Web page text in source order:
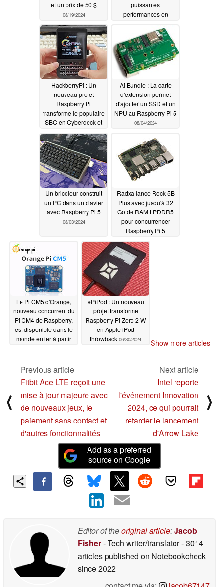
et un prix de 50 $
08/19/2024
puissantes
performances en
08/10/2024
HackberryPi : Un
nouveau projet
Raspberry Pi
transforme le populaire
SBC en Cyberdeck et
en console de jeu rétro
08/06/2024
Ai Bundle : La carte
d'extension permet
d'ajouter un SSD et un
NPU au Raspberry Pi 5
08/04/2024
Un bricoleur construit
un PC dans un clavier
avec Raspberry Pi 5
08/03/2024
Radxa lance Rock 5B
Plus avec jusqu'à 32
Go de RAM LPDDR5
pour concurrencer
Raspberry Pi 5
07/30/2024
Le Pi CM5 d'Orange,
nouveau concurrent du
Pi CM4 de Raspberry,
est disponible dans le
monde entier à partir
ePiPod : Un nouveau
projet transforme
Raspberry Pi Zero 2 W
en Apple iPod
throwback 06/30/2024 Show more articles
⟨
Previous article
Fitbit Ace LTE reçoit une
mise à jour majeure avec
de nouveaux jeux, le
paiement sans contact et
d'autres fonctionnalités
Next article
Intel reporte
l'événement Innovation
2024, ce qui pourrait
retarder le lancement
d'Arrow Lake
⟩
Add as a preferred
source on Google
Editor of theoriginal article:Jacob
Fisher- Tech writer/translator- 3014
articles published on Notebookcheck
since 2022